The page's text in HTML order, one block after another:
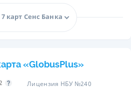
карт Сенс Банка
«GlobusPlus»
Лицензия НБУ №240